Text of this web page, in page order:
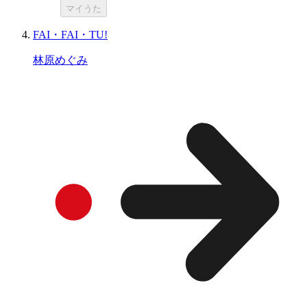
マイうた
FAI・FAI・TU!
林原めぐみ